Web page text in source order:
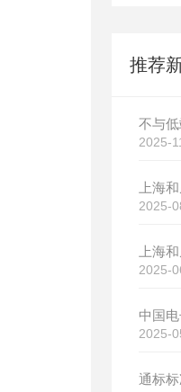
推荐
2025-
2025-
2025-
2025-